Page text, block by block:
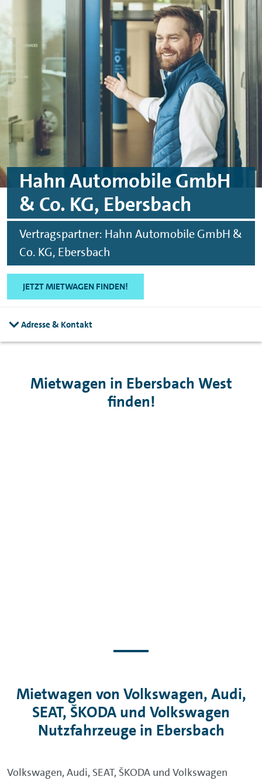
Skip to main content
Skip to footer
Hahn Automobile GmbH
& Co. KG, Ebersbach
Vertragspartner: Hahn Automobile GmbH &
Co. KG, Ebersbach
JETZT MIETWAGEN FINDEN!
Adresse & Kontakt
Mietwagen in Ebersbach West
finden!
Mietwagen von Volkswagen, Audi,
SEAT, ŠKODA und Volkswagen
Nutzfahrzeuge in Ebersbach
Volkswagen, Audi, SEAT, ŠKODA und Volkswagen